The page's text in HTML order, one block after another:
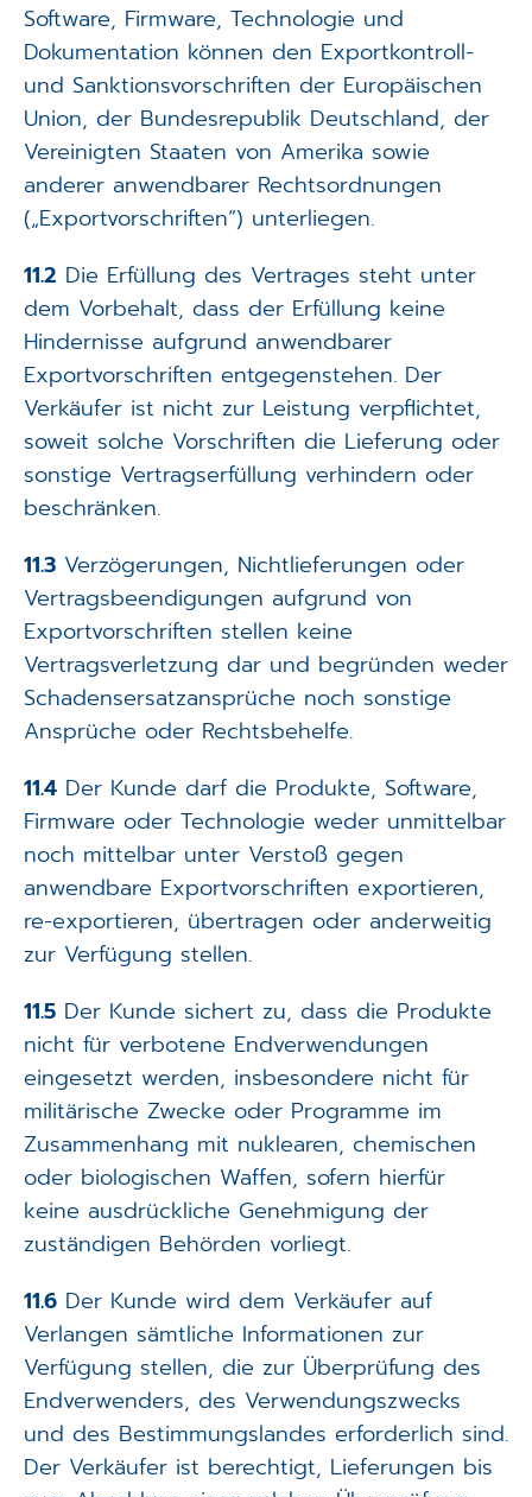
Software, Firmware, Technologie und
Dokumentation können den Exportkontroll-
und Sanktionsvorschriften der Europäischen
Union, der Bundesrepublik Deutschland, der
Vereinigten Staaten von Amerika sowie
anderer anwendbarer Rechtsordnungen
(„Exportvorschriften“) unterliegen.
11.2 Die Erfüllung des Vertrages steht unter
dem Vorbehalt, dass der Erfüllung keine
Hindernisse aufgrund anwendbarer
Exportvorschriften entgegenstehen. Der
Verkäufer ist nicht zur Leistung verpflichtet,
soweit solche Vorschriften die Lieferung oder
sonstige Vertragserfüllung verhindern oder
beschränken.
11.3Verzögerungen, Nichtlieferungen oder
Vertragsbeendigungen aufgrund von
Exportvorschriften stellen keine
Vertragsverletzung dar und begründen weder
Schadensersatzansprüche noch sonstige
Ansprüche oder Rechtsbehelfe.
11.4Der Kunde darf die Produkte, Software,
Firmware oder Technologie weder unmittelbar
noch mittelbar unter Verstoß gegen
anwendbare Exportvorschriften exportieren,
re-exportieren, übertragen oder anderweitig
zur Verfügung stellen.
11.5Der Kunde sichert zu, dass die Produkte
nicht für verbotene Endverwendungen
eingesetzt werden, insbesondere nicht für
militärische Zwecke oder Programme im
Zusammenhang mit nuklearen, chemischen
oder biologischen Waffen, sofern hierfür
keine ausdrückliche Genehmigung der
zuständigen Behörden vorliegt.
11.6Der Kunde wird dem Verkäufer auf
Verlangen sämtliche Informationen zur
Verfügung stellen, die zur Überprüfung des
Endverwenders, des Verwendungszwecks
und des Bestimmungslandes erforderlich sind.
Der Verkäufer ist berechtigt, Lieferungen bis